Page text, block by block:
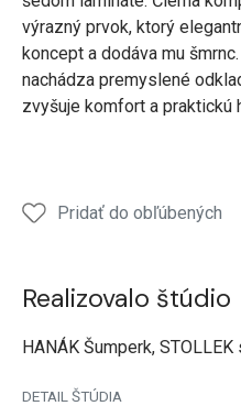
výrazný prvok, ktorý
koncept a dodáva mu
nachádza premyslené
zvyšuje komfort a praktickú
Pridať do obľúbených
Realizovalo štúdio
HANÁK Šumperk, STOLLEK
DETAIL ŠTÚDIA